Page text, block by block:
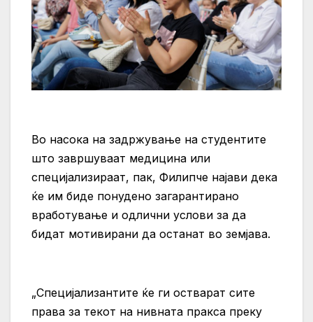
Во насока на задржување на студентите
што завршуваат медицина или
специјализираат, пак, Филипче најави дека
ќе им биде понудено загарантирано
вработување и одлични услови за да
бидат мотивирани да останат во земјава.
„Специјализантите ќе ги остварат сите
права за текот на нивната пракса преку